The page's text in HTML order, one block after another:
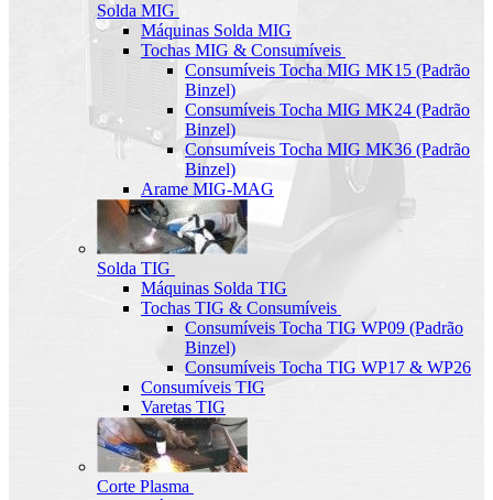
Solda MIG
Máquinas Solda MIG
Tochas MIG & Consumíveis
Consumíveis Tocha MIG MK15 (Padrão
Binzel)
Consumíveis Tocha MIG MK24 (Padrão
Binzel)
Consumíveis Tocha MIG MK36 (Padrão
Binzel)
Arame MIG-MAG
Solda TIG
Máquinas Solda TIG
Tochas TIG & Consumíveis
Consumíveis Tocha TIG WP09 (Padrão
Binzel)
Consumíveis Tocha TIG WP17 & WP26
Consumíveis TIG
Varetas TIG
Corte Plasma